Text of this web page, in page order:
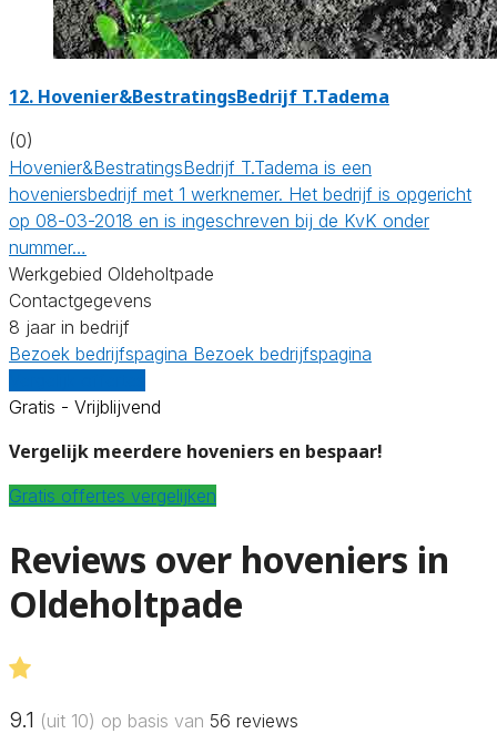
12. Hovenier&BestratingsBedrijf T.Tadema
(0)
Hovenier&BestratingsBedrijf T.Tadema is een
hoveniersbedrijf met 1 werknemer. Het bedrijf is opgericht
op 08-03-2018 en is ingeschreven bij de KvK onder
nummer…
Werkgebied Oldeholtpade
Contactgegevens
8 jaar in bedrijf
Bezoek bedrijfspagina Bezoek bedrijfspagina
Gratis - Vrijblijvend
Vergelijk meerdere hoveniers en bespaar!
Gratis offertes vergelijken
Reviews over hoveniers in
Oldeholtpade
9.1 (uit 10) op basis van 56 reviews